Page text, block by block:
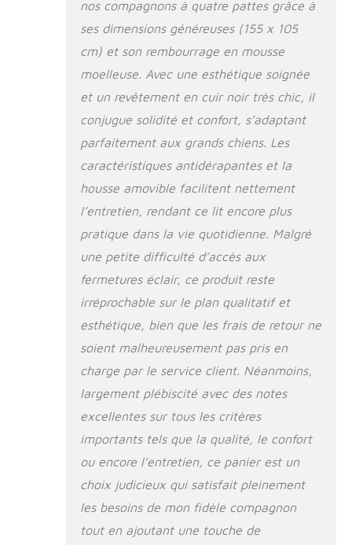
nos compagnons à quatre pattes grâce à
ses dimensions généreuses (155 x 105
cm) et son rembourrage en mousse
moelleuse. Avec une esthétique soignée
et un revêtement en cuir noir très chic, il
conjugue solidité et confort, s’adaptant
parfaitement aux grands chiens. Les
caractéristiques antidérapantes et la
housse amovible facilitent nettement
l’entretien, rendant ce lit encore plus
pratique dans la vie quotidienne. Malgré
une petite difficulté d’accès aux
fermetures éclair, ce produit reste
irréprochable sur le plan qualitatif et
esthétique, bien que les frais de retour ne
soient malheureusement pas pris en
charge par le service client. Néanmoins,
largement plébiscité avec des notes
excellentes sur tous les critères
importants tels que la qualité, le confort
ou encore l’entretien, ce panier est un
choix judicieux qui satisfait pleinement
les besoins de mon fidèle compagnon
tout en ajoutant une touche de